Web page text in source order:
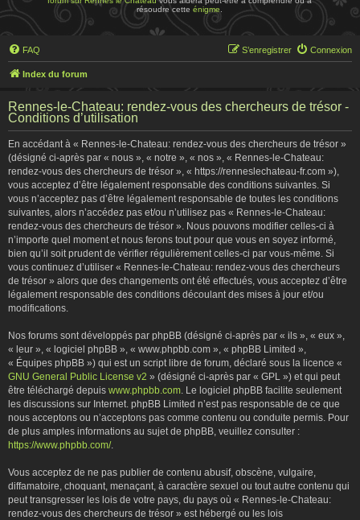
résoudre cetteénigme
FAQ Connexion
S’enregistrer
Index du forum
Rennes-le-Chateau: rendez-vous des chercheurs de trésor -
Conditions d’utilisation
En accédant à « Rennes-le-Chateau: rendez-vous des chercheurs de trésor »
(désigné ci-après par « nous », « notre », « nos », « Rennes-le-Chateau:
rendez-vous des chercheurs de trésor », « https://renneslechateau-fr.com »),
vous acceptez d’être légalement responsable des conditions suivantes. Si
vous n’acceptez pas d’être légalement responsable de toutes les conditions
suivantes, alors n’accédez pas et/ou n’utilisez pas « Rennes-le-Chateau:
rendez-vous des chercheurs de trésor ». Nous pouvons modifier celles-ci à
n’importe quel moment et nous ferons tout pour que vous en soyez informé,
bien qu’il soit prudent de vérifier régulièrement celles-ci par vous-même. Si
vous continuez d’utiliser « Rennes-le-Chateau: rendez-vous des chercheurs
de trésor » alors que des changements ont été effectués, vous acceptez d’être
légalement responsable des conditions découlant des mises à jour et/ou
modifications.
Nos forums sont développés par phpBB (désigné ci-après par « ils », « eux »,
« leur », « logiciel phpBB », « www.phpbb.com », « phpBB Limited »,
« Équipes phpBB ») qui est un script libre de forum, déclaré sous la licence «
GNU General Public License v2 » (désigné ci-après par « GPL ») et qui peut
être téléchargé depuis www.phpbb.com. Le logiciel phpBB facilite seulement
les discussions sur Internet. phpBB Limited n’est pas responsable de ce que
nous acceptons ou n’acceptons pas comme contenu ou conduite permis. Pour
de plus amples informations au sujet de phpBB, veuillez consulter :
https://www.phpbb.com/.
Vous acceptez de ne pas publier de contenu abusif, obscène, vulgaire,
diffamatoire, choquant, menaçant, à caractère sexuel ou tout autre contenu qui
peut transgresser les lois de votre pays, du pays où « Rennes-le-Chateau:
rendez-vous des chercheurs de trésor » est hébergé ou les lois